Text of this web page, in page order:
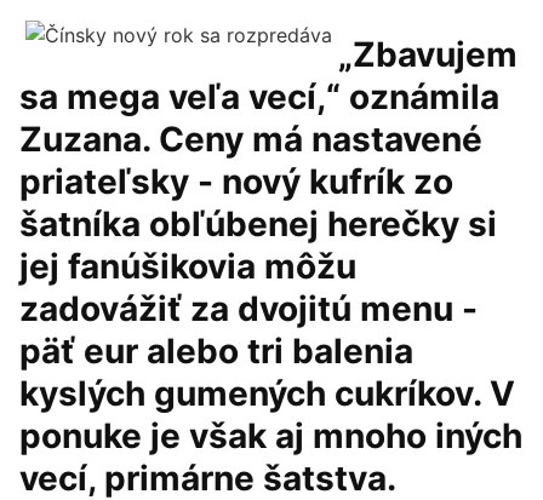
„Zbavujem
sa mega veľa vecí,“ oznámila
Zuzana. Ceny má nastavené
priateľsky - nový kufrík zo
šatníka obľúbenej herečky si
jej fanúšikovia môžu
zadovážiť za dvojitú menu -
päť eur alebo tri balenia
kyslých gumených cukríkov. V
ponuke je však aj mnoho iných
vecí, primárne šatstva.